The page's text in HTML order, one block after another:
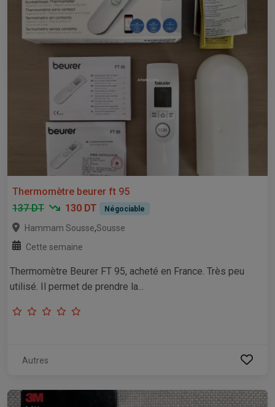
Thermomètre beurer ft 95
137 DT
130 DT Négociable
Hammam Sousse,Sousse
Cette semaine
Thermomètre Beurer FT 95, acheté en France. Très peu
utilisé. Il permet de prendre la...
Autres